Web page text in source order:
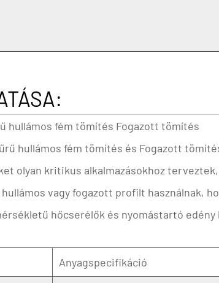
hullámos fém tömítés Fogazott tömítés
hullámos fém tömítés és Fogazott
olyan kritikus alkalmazásokhoz
vagy fogazott profilt használnak,
hőcserélők és nyomástartó edény
Anyagspecifikáció